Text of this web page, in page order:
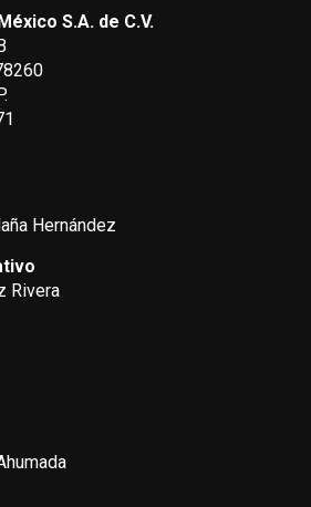
S.A. de C.V.
Hernández
Rivera